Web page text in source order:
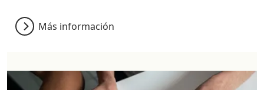
Más información